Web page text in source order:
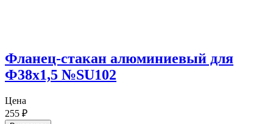
Фланец-стакан алюминиевый для
Ф38х1,5 №SU102
Цена
255 ₽